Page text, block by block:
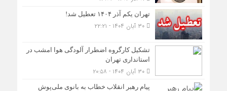
تهران یکم آذر ۱۴۰۴ تعطیل شد!
۳۰ آبان ۱۴۰۴ - ۲۲:۲۱
تشکیل کارگروه اضطرار آلودگی هوا امشب در
استانداری تهران
۳۰ آبان ۱۴۰۴ - ۲۰:۵۸
پیام رهبر انقلاب خطاب به بانوی ملی‌پوش